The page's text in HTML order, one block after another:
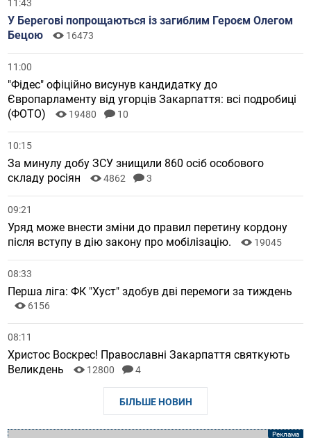
11:43
У Берегові попрощаються із загиблим Героєм Олегом
Бецою
16473
11:00
"Фідес" офіційно висунув кандидатку до
Європарламенту від угорців Закарпаття: всі подробиці
(ФОТО)
19480 10
10:15
За минулу добу ЗСУ знищили 860 осіб особового
складу росіян
4862 3
09:21
Уряд може внести зміни до правил перетину кордону
після вступу в дію закону про мобілізацію.
19045
08:33
Перша ліга: ФК "Хуст" здобув дві перемоги за тиждень
6156
08:11
Христос Воскрес! Православні Закарпаття святкують
Великдень
12800 4
БІЛЬШЕ НОВИН